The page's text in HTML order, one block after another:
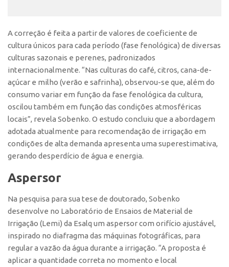
InovaUSP
Eventos
Bússola da Inovação
Agenda AUSPIN
Fala Inovação (Webinar)
SciBiz
A correção é feita a partir de valores de coeficiente de
cultura únicos para cada período (fase fenológica) de diversas
culturas sazonais e perenes, padronizados
internacionalmente. “Nas culturas do café, citros, cana-de-
açúcar e milho (verão e safrinha), observou-se que, além do
consumo variar em função da fase fenológica da cultura,
oscilou também em função das condições atmosféricas
locais”, revela Sobenko. O estudo concluiu que a abordagem
adotada atualmente para recomendação de irrigação em
condições de alta demanda apresenta uma superestimativa,
gerando desperdício de água e energia.
Aspersor
Na pesquisa para sua tese de doutorado, Sobenko
desenvolve no Laboratório de Ensaios de Material de
Irrigação (Lemi) da Esalq um aspersor com orifício ajustável,
inspirado no diafragma das máquinas fotográficas, para
regular a vazão da água durante a irrigação. “A proposta é
aplicar a quantidade correta no momento e local